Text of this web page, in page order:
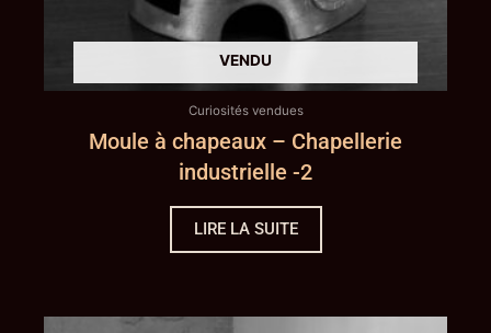
Curiosités vendues
Moule à chapeaux – Chapellerie
industrielle -2
LIRE LA SUITE